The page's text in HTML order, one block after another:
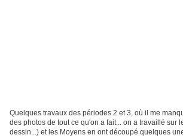
Quelques travaux des périodes 2 et 3, où il me
des photos de tout ce qu'on a fait... on a travaillé sur
dessin...) et les Moyens en ont découpé quelques